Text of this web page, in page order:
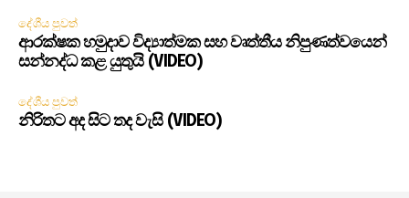
දේශීය පුවත්
ආරක්ෂක හමුදාව විද්‍යාත්මක සහ වෘත්තීය නිපුණත්වයෙන්
සන්නද්ධ කළ යුතුයි (VIDEO)
දේශීය පුවත්
නිරිතට අද සිට තද වැසි (VIDEO)